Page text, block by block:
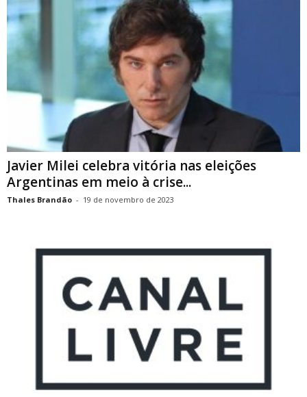
Javier Milei celebra vitória nas eleições
Argentinas em meio à crise...
Thales Brandão - 19 de novembro de 2023